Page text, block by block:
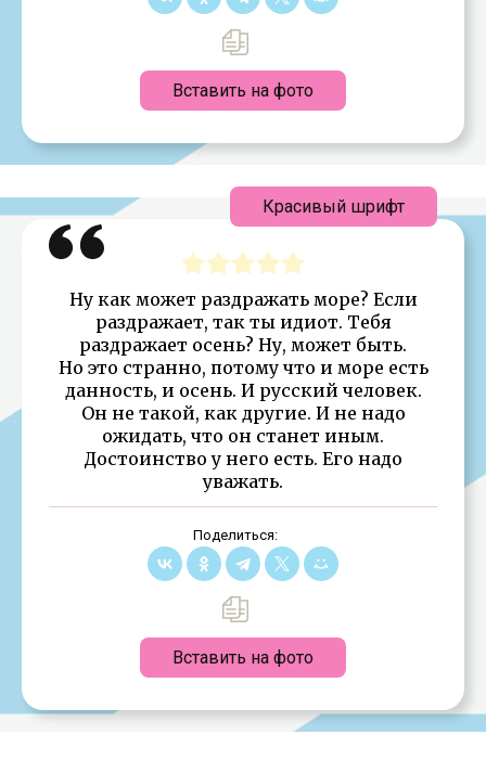
Вставить на фото
Ну как может раздражать море? Если
раздражает, так ты идиот. Тебя
раздражает осень? Ну, может быть.
Но это странно, потому что и море есть
данность, и осень. И русский человек.
Он не такой, как другие. И не надо
ожидать, что он станет иным.
Достоинство у него есть. Его надо
уважать.
Поделиться:
Вставить на фото
Красивый шрифт